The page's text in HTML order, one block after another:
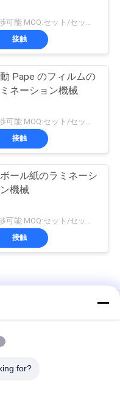
交渉可能 MOQ:セット/セット1
接触
Pape のフィルムの
ネーション機械
接触
ール紙のラミネーシ
ン機械
接触
ネート機 (製紙用)
for?